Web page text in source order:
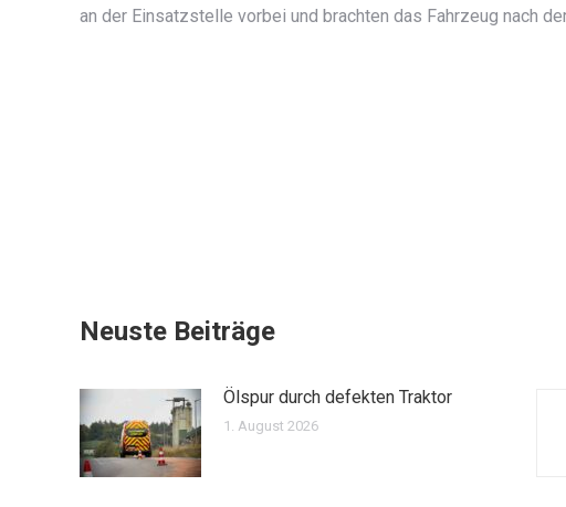
an der Einsatzstelle vorbei und brachten das Fahrzeug nach
Neuste Beiträge
Ölspur durch defekten Traktor
1. August 2026